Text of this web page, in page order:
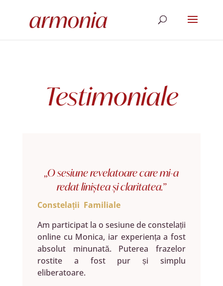
Testimoniale
„O sesiune revelatoare care mi-a
redat liniștea și claritatea.”
Constelații Familiale
Am participat la o sesiune de constelații
online cu Monica, iar experiența a fost
absolut minunată. Puterea frazelor
rostite a fost pur și simplu
eliberatoare.